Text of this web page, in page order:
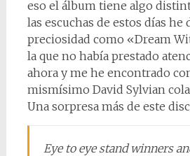
eso el álbum tiene algo
las escuchas de estos días he
preciosidad como «Dream
la que no había prestado
ahora y me he encontrado
mismísimo David Sylvian
Una sorpresa más de este
Eye to eye stand winners